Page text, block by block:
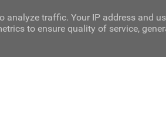
traffic. Your IP address and
to ensure quality of service,